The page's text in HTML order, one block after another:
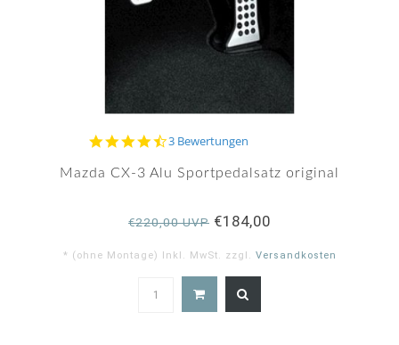
4.7
rating
3 Bewertungen
Mazda CX-3 Alu Sportpedalsatz original
€220,00 UVP €184,00
* (ohne Montage) Inkl. MwSt. zzgl. Versandkosten